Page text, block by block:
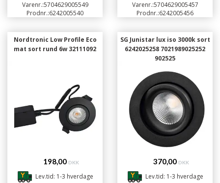
Varenr.:5704629005549
Prodnr.:6242005540
Varenr.:5704629005457
Prodnr.:6242005456
Nordtronic Low Profile Eco
mat sort rund 6w 32111092
198,00 DKK
Lev.tid: 1-3 hverdage
SG Junistar lux iso 3000k sort
6242025258 7021989025252
902525
370,00 DKK
Lev.tid: 1-3 hverdage